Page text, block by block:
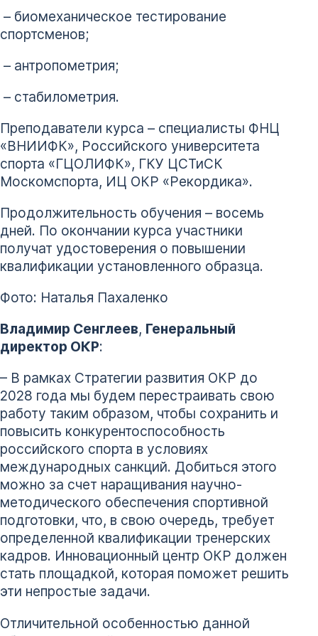
– биомеханическое тестирование
спортсменов;
– антропометрия;
– стабилометрия.
Преподаватели курса – специалисты ФНЦ
«ВНИИФК», Российского университета
спорта «ГЦОЛИФК», ГКУ ЦСТиСК
Москомспорта, ИЦ ОКР «Рекордика».
Продолжительность обучения – восемь
дней. По окончании курса участники
получат удостоверения о повышении
квалификации установленного образца.
Фото: Наталья Пахаленко
Владимир Сенглеев, Генеральный
директор ОКР:
– В рамках Стратегии развития ОКР до
2028 года мы будем перестраивать свою
работу таким образом, чтобы сохранить и
повысить конкурентоспособность
российского спорта в условиях
международных санкций. Добиться этого
можно за счет наращивания научно-
методического обеспечения спортивной
подготовки, что, в свою очередь, требует
определенной квалификации тренерских
кадров. Инновационный центр ОКР должен
стать площадкой, которая поможет решить
эти непростые задачи.
Отличительной особенностью данной